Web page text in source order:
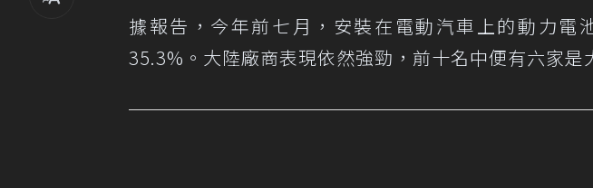
據報告，今年前七月，安裝在電動汽車上的動力電
35.3%。大陸廠商表現依然強勁，前十名中便有六家是